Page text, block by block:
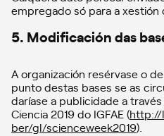
empregado só para a xestión
5. Modificación das
A organización resérvase o
punto destas bases se as
daríase a publicidade a
Ciencia 2019 do IGFAE (
ber/gl/scienceweek2019).